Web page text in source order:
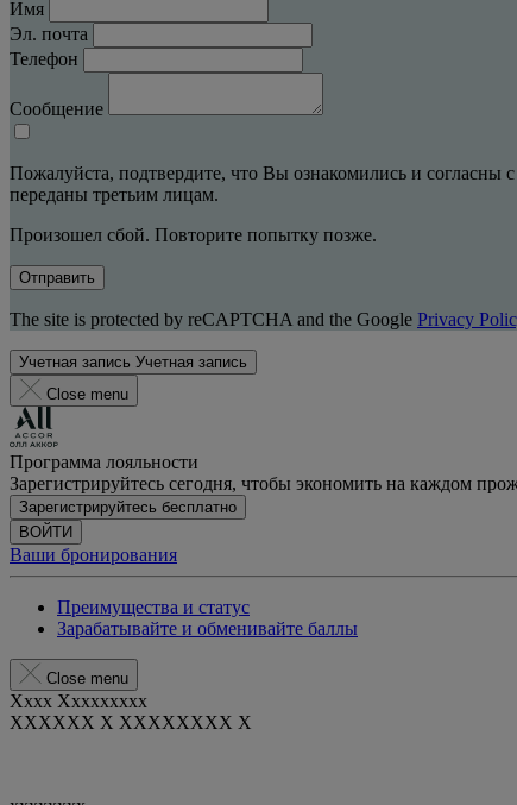
Имя
Эл. почта
Телефон
Сообщение
Пожалуйста, подтвердите, что Вы ознакомились и согласны с
переданы третьим лицам.
Произошел сбой. Повторите попытку позже.
Отправить
The site is protected by reCAPTCHA and the Google Privacy
Учетная запись Учетная запись
Close menu
Программа лояльности
Зарегистрируйтесь сегодня, чтобы экономить на каждом
Зарегистрируйтесь бесплатно
ВОЙТИ
Ваши бронирования
Преимущества и статус
Зарабатывайте и обменивайте баллы
Close menu
Xxxx Xxxxxxxxx
XXXXXX X XXXXXXXX X